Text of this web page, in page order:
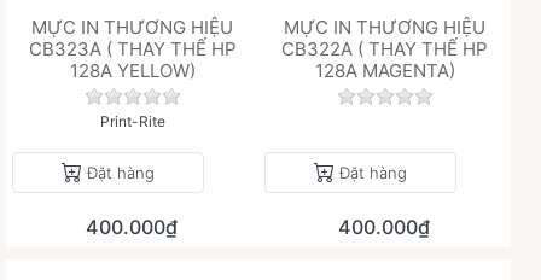
MỰC IN THƯƠNG HIỆU
CB323A ( THAY THẾ HP
128A YELLOW)
Chưa có đánh giá nào cho sản phẩm này.
Print-Rite
Đặt hàng
400.000₫
MỰC IN THƯƠNG HIỆU
CB322A ( THAY THẾ HP
128A MAGENTA)
Chưa có đánh giá
Đặt hàng
400.000₫